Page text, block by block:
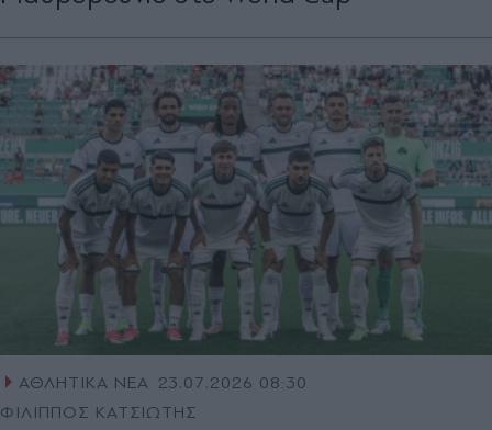
ΑΘΛΗΤΙΚΑ ΝΕΑ 23.07.2026 08:30
ΦΙΛΙΠΠΟΣ ΚΑΤΣΙΩΤΗΣ